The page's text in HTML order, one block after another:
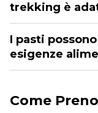
trekking è
I pasti
esigenze
Come